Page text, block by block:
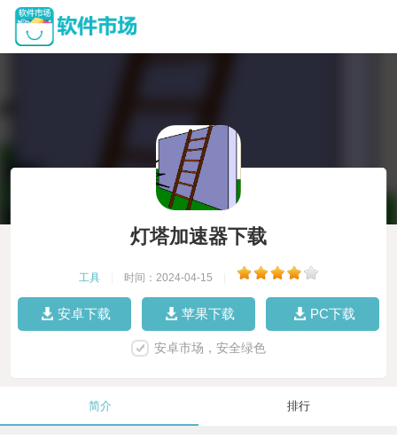
灯塔加速器下载
工具 时间：2024-04-15
安卓下载 苹果下载 PC下载
安卓市场，安全绿色
简介 排行